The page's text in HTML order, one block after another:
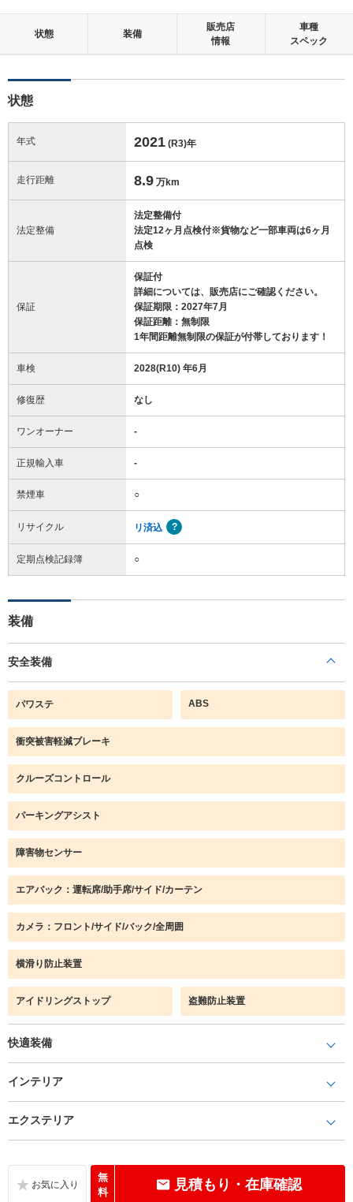
状態 装備
販売店
情報
車種
スペック
状態
年式 2021 (R3)年
走行距離 8.9 万km
法定整備
法定整備付
法定12ヶ月点検付※貨物など一部車両は6ヶ月
点検
保証
保証付
詳細については、販売店にご確認ください。
保証期限：2027年7月
保証距離：無制限
1年間距離無制限の保証が付帯しております！
車検 2028(R10) 年6月
修復歴 なし
ワンオーナー -
正規輸入車 -
禁煙車 ○
リサイクル リ済込
定期点検記録簿 ○
装備
安全装備
パワステ ABS
衝突被害軽減ブレーキ
クルーズコントロール
パーキングアシスト
障害物センサー
エアバック：運転席/助手席/サイド/カーテン
カメラ：フロント/サイド/バック/全周囲
横滑り防止装置
アイドリングストップ 盗難防止装置
快適装備
インテリア
エクステリア
無
料
見積もり・在庫確認